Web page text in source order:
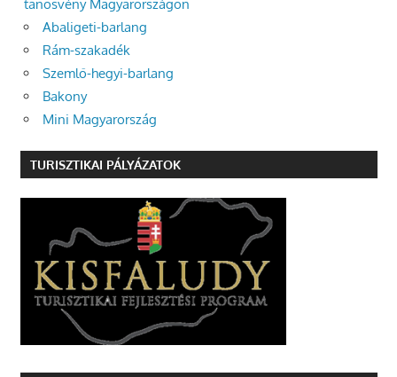
tanösvény Magyarországon
Abaligeti-barlang
Rám-szakadék
Szemlő-hegyi-barlang
Bakony
Mini Magyarország
TURISZTIKAI PÁLYÁZATOK